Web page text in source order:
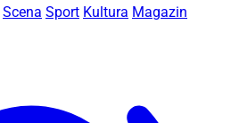
Scena Sport Kultura Magazin